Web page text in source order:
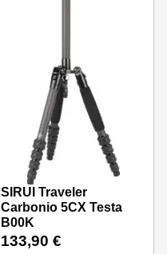
SIRUI Traveler
Carbonio 5CX Testa
B00K
133,90 €